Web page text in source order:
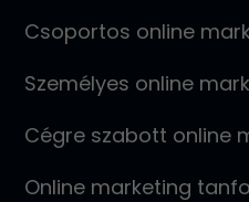
Csoportos online
Személyes online
Cégre szabott online
Online marketing